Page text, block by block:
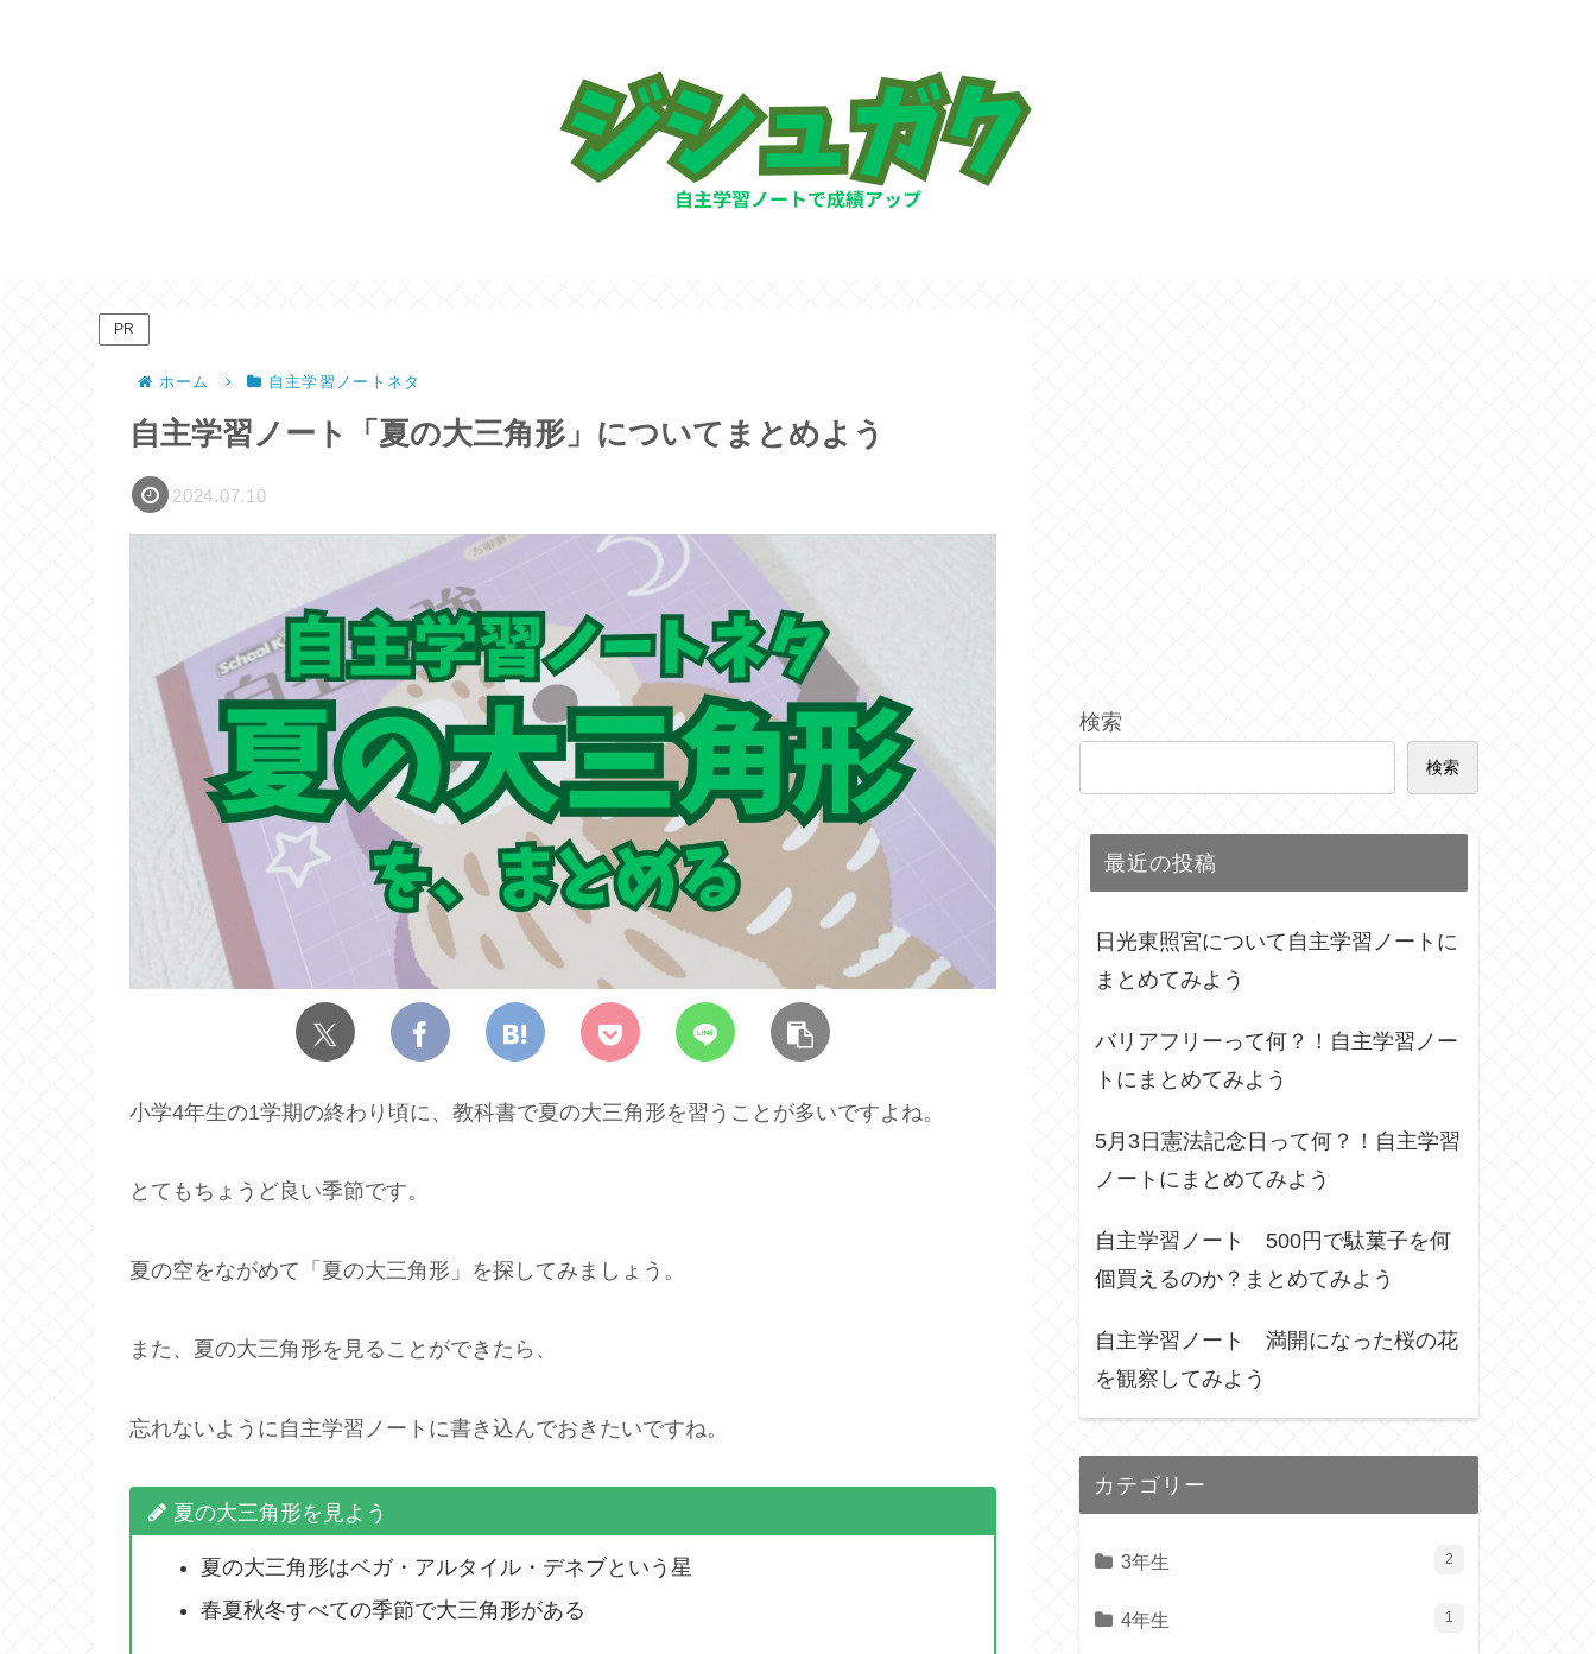
PR
ホーム 自主学習ノートネタ
自主学習ノート「夏の大三角形」についてまとめよう
2024.07.10
小学4年生の1学期の終わり頃に、教科書で夏の大三角形を習うことが多いですよね。
とてもちょうど良い季節です。
夏の空をながめて「夏の大三角形」を探してみましょう。
また、夏の大三角形を見ることができたら、
忘れないように自主学習ノートに書き込んでおきたいですね。
夏の大三角形を見よう
夏の大三角形はベガ・アルタイル・デネブという星
春夏秋冬すべての季節で大三角形がある
検索
検索
最近の投稿
日光東照宮について自主学習ノートに
まとめてみよう
バリアフリーって何？！自主学習ノー
トにまとめてみよう
5月3日憲法記念日って何？！自主学習
ノートにまとめてみよう
自主学習ノート 500円で駄菓子を何
個買えるのか？まとめてみよう
自主学習ノート 満開になった桜の花
を観察してみよう
カテゴリー
3年生 2
4年生 1